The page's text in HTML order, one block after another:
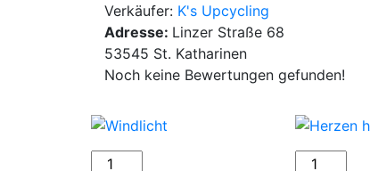
Verkäufer: K's Upcycling
Adresse: Linzer Straße 68
53545 St. Katharinen
Noch keine Bewertungen gefunden!
Windlicht
Herzen